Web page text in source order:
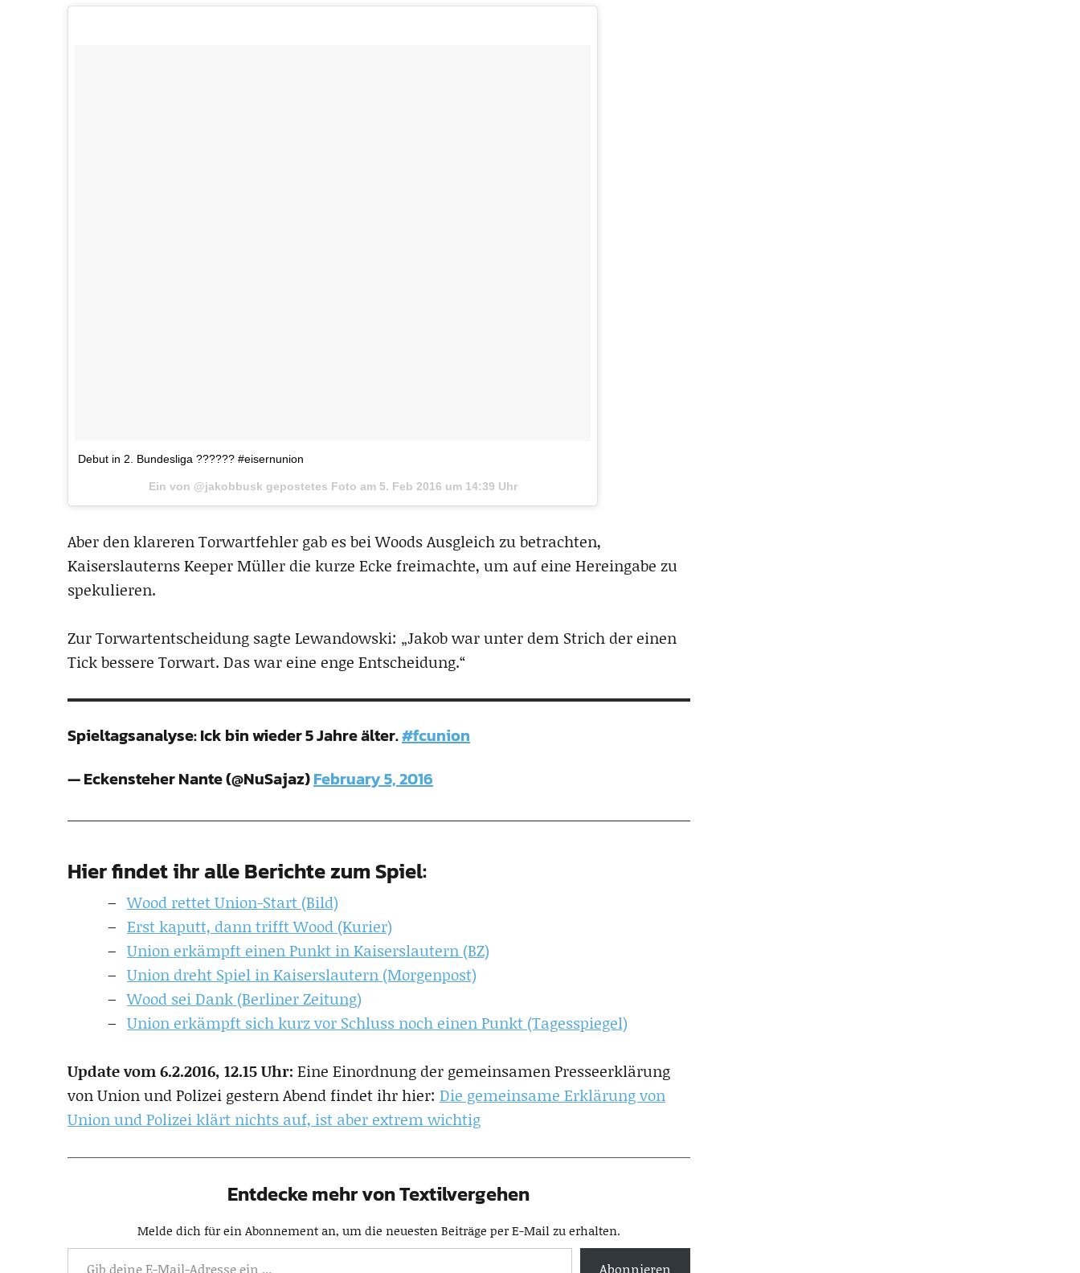
Debut in 2. Bundesliga ?????? #eisernunion
Ein von @jakobbusk gepostetes Foto am 5. Feb 2016 um 14:39 Uhr
Aber den klareren Torwartfehler gab es bei Woods Ausgleich zu betrachten,
Kaiserslauterns Keeper Müller die kurze Ecke freimachte, um auf eine Hereingabe zu
spekulieren.
Zur Torwartentscheidung sagte Lewandowski: „Jakob war unter dem Strich der einen
Tick bessere Torwart. Das war eine enge Entscheidung.“
Spieltagsanalyse: Ick bin wieder 5 Jahre älter.#fcunion
— Eckensteher Nante (@NuSajaz)February 5, 2016
Hier findet ihr alle Berichte zum Spiel:
Wood rettet Union-Start (Bild)
Erst kaputt, dann trifft Wood (Kurier)
Union erkämpft einen Punkt in Kaiserslautern (BZ)
Union dreht Spiel in Kaiserslautern (Morgenpost)
Wood sei Dank (Berliner Zeitung)
Union erkämpft sich kurz vor Schluss noch einen Punkt (Tagesspiegel)
Update vom 6.2.2016, 12.15 Uhr: Eine Einordnung der gemeinsamen Presseerklärung
von Union und Polizei gestern Abend findet ihr hier: Die gemeinsame Erklärung von
Union und Polizei klärt nichts auf, ist aber extrem wichtig
Entdecke mehr von Textilvergehen
Melde dich für ein Abonnement an, um die neuesten Beiträge per E-Mail zu erhalten.
Abonnieren